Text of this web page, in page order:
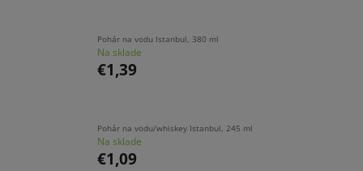
Pohár na vodu Istanbul, 380 ml
Na sklade
€1,39
Pohár na vodu/whiskey Istanbul, 245 ml
Na sklade
€1,09